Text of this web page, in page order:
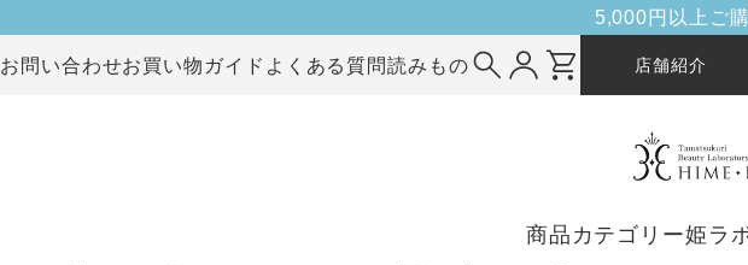
5,000円以上ご
お問い合わせお買い物ガイド よくある質問読みもの 店舗紹介
商品カテゴリー姫ラ